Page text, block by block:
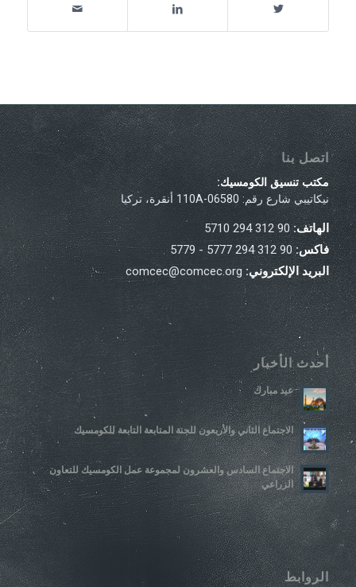
اتصل بنا
مكتب تنسيق الكومسيك:
نيكاتيبي شارع رقم: 110A-06580 أنقرة، تركيا
الهاتف:90 312 294 5710
فاكس:90 312 294 5777 - 5779
البريد الإلكتروني: comcec@comcec.org
أحدث الأخبار
عيد مبارك
الاجتماع الثاني والأربعون للجنة المتابعة التابعة للكومسيك
الاجتماع السادس والعشرون لمجموعة عمل الكومسيك للتعاون
الزراعي
الروابط